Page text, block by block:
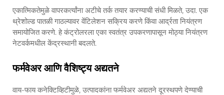
एकात्मिकतेमुळे वापरकर्त्यांना अटीचे तर्क तयार करण्याची संधी मिळते, उदा. एक
थ्रेशोल्ड पातळी गाठल्यावर वेंटिलेशन सक्रिय करणे किंवा आर्द्रता नियंत्रण
समायोजित करणे. हे कंट्रोलरला एका स्वतंत्र उपकरणापासून मोठ्या नियंत्रण
नेटवर्कमधील केंद्रस्थानी बदलते.
फर्मवेअर आणि वैशिष्ट्य अद्यतने
वाय-फाय कनेक्टिव्हिटीमुळे, उत्पादकांना फर्मवेअर अद्यतने दूरस्थपणे देण्याची